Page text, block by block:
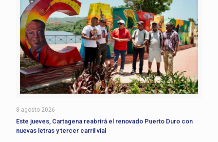
8 agosto 2026
Este jueves, Cartagena reabrirá el renovado Puerto Duro con
nuevas letras y tercer carril vial